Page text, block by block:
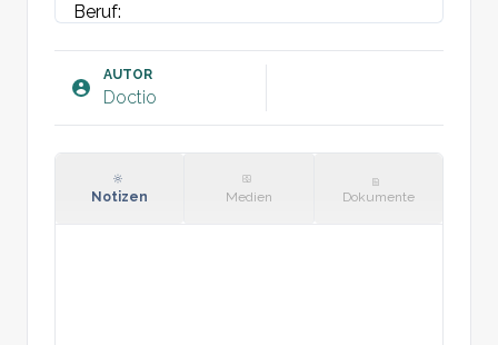
Beruf:
Rechter/linker Ellenbogen: keine sichtbare
Schwellung, Verfärbung oder Deformität.
indirekter Druckschmerz. Schmerzen bei
AUTOR
Doctio
Notizen Medien Dokumente